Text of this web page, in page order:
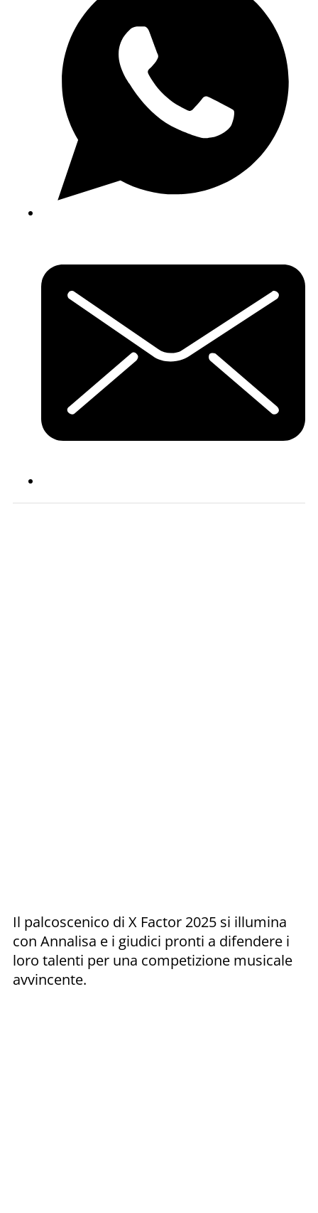
Il palcoscenico di X Factor 2025 si illumina
con Annalisa e i giudici pronti a difendere i
loro talenti per una competizione musicale
avvincente.